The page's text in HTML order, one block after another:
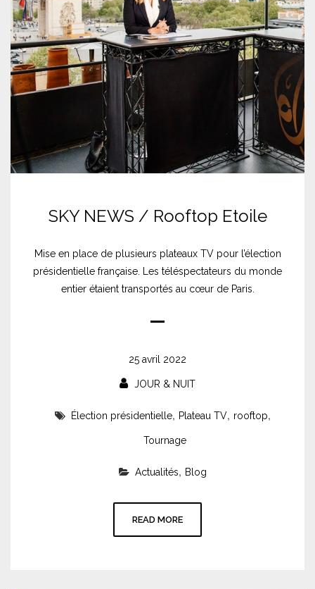
SKY NEWS / Rooftop Etoile
Mise en place de plusieurs plateaux TV pour l’élection
présidentielle française. Les téléspectateurs du monde
entier étaient transportés au cœur de Paris.
25 avril 2022
JOUR & NUIT
Élection présidentielle, Plateau TV, rooftop,
Tournage
Actualités, Blog
READ MORE